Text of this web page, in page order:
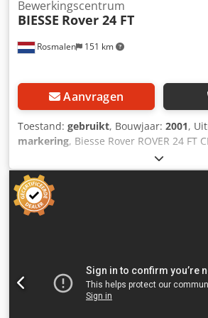
Rosmalen 151 km
Bewerkingscentrum
BIESSE Rover 24 FT
Aanvragen
Toestand: gebruikt, Bouwjaar: 2001,
markering, Biesse Rover ROVER 24 FT
bewerkingscentrum Beschrijving Het
bestaat uit een roosterplaat die is
fenolplaten met een afmeting van
elkaar gekoppeld kunnen worden. De
een raster van 30 mm en
rechterzijde. • Het werkbereik van de
1300 x 155 mm. (Z-slag 250 mm) • De
programmeerbaar tussen 0 en 100 m/